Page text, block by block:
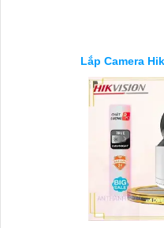
Lắp Camera